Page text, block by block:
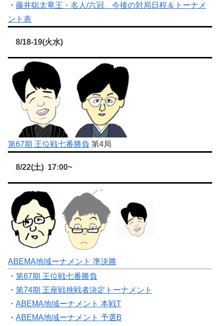
・ 藤井聡太竜王・名人/六冠、今後の対局日程＆トーナメ
ント表
8/18-19(火水)
第67期 王位戦七番勝負 第4局
8/22(土) 17:00~
ABEMA地域ーナメント 準決勝
・ 第67期 王位戦七番勝負
・ 第74期 王座戦挑戦者決定トーナメント
・ ABEMA地域ーナメント 本戦T
・ ABEMA地域ーナメント 予選B